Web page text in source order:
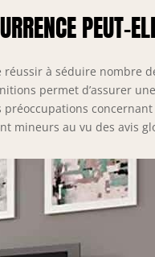
PEUT-
à séduire nombre
permet d’assurer
mineurs au vu des avis